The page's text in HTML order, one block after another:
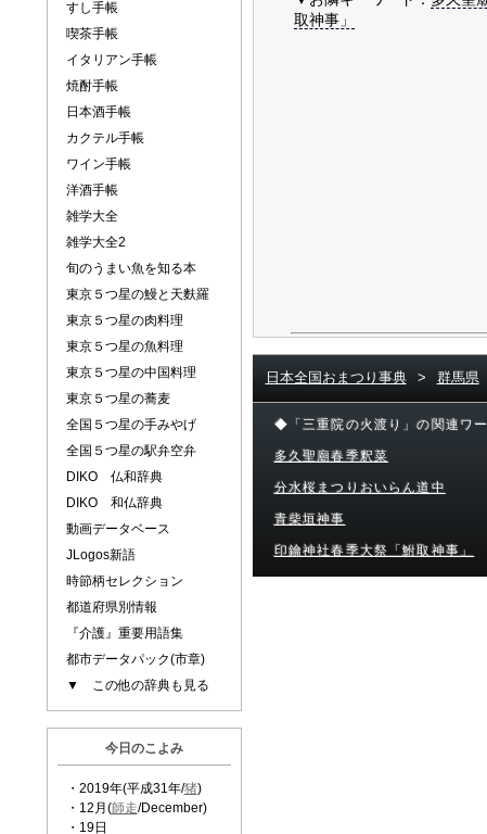
すし手帳
喫茶手帳
イタリアン手帳
焼酎手帳
日本酒手帳
カクテル手帳
ワイン手帳
洋酒手帳
雑学大全
雑学大全2
旬のうまい魚を知る本
東京５つ星の鰻と天麩羅
東京５つ星の肉料理
東京５つ星の魚料理
東京５つ星の中国料理
東京５つ星の蕎麦
全国５つ星の手みやげ
全国５つ星の駅弁空弁
DIKO 仏和辞典
DIKO 和仏辞典
動画データベース
JLogos新語
時節柄セレクション
都道府県別情報
『介護』重要用語集
都市データパック(市章)
▼ この他の辞典も見る
今日のこよみ
・2019年(平成31年/猪)
・12月(師走/December)
・19日
取神事」
日本全国おまつり事典 > 群馬県
◆「三重院の火渡り」の関連ワ
多久聖廟春季釈菜
分水桜まつりおいらん道中
青柴垣神事
印鑰神社春季大祭「鮒取神事」